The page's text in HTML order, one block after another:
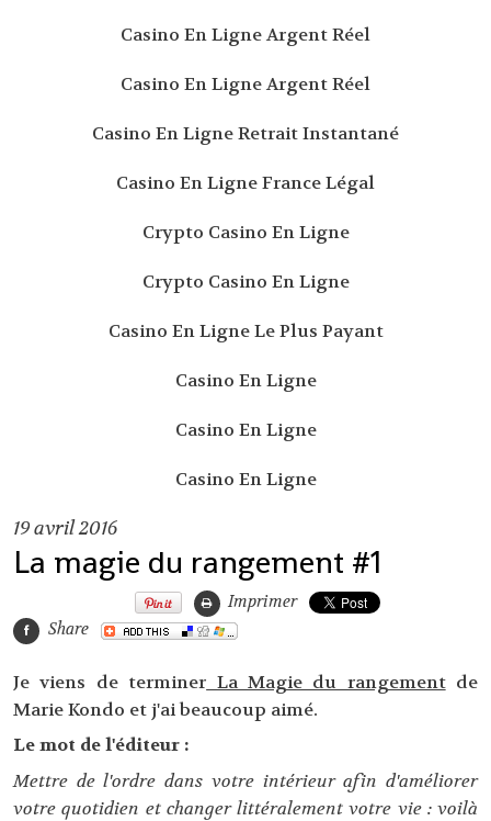
Casino En Ligne Argent Réel
Casino En Ligne Argent Réel
Casino En Ligne Retrait Instantané
Casino En Ligne France Légal
Crypto Casino En Ligne
Crypto Casino En Ligne
Casino En Ligne Le Plus Payant
Casino En Ligne
Casino En Ligne
Casino En Ligne
19avril 2016
La magie du rangement #1
Imprimer
Share
Je viens de terminer La Magie du rangementde
Marie Kondo et j'ai beaucoup aimé.
Le mot de l'éditeur :
Mettre de l'ordre dans votre intérieur afin d'améliorer
votre quotidien et changer littéralement votre vie : voilà